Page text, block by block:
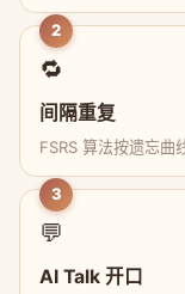
2
🔁
间隔重复
FSRS 算法按遗忘曲
3
💬
AI Talk 开口